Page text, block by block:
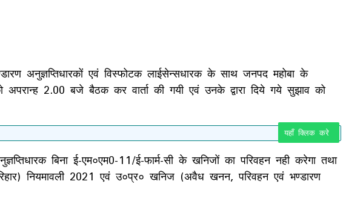
अनुज्ञप्तिधारकों एवं विस्फोटक लाईसेन्सधारक के साथ जनपद महोबा के
2.00 बजे बैठक कर वार्ता की गयी एवं उनके द्वारा दिये गये सुझाव को
यहाँ क्लिक करे
बिना ई-एम०एम0-11/ई-फार्म-सी के खनिजों का परिवहन नही करेगा तथा
नियमावली 2021 एवं उ०प्र० खनिज (अवैध खनन, परिवहन एवं भण्डारण